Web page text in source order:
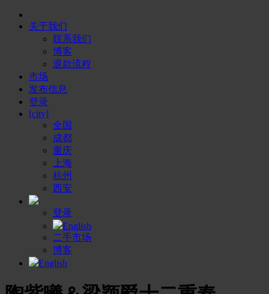
关于我们
联系我们
博客
退款流程
市场
发布信息
登录
[city]
全国
成都
重庆
上海
杭州
西安
登录
English
二手市场
博客
English